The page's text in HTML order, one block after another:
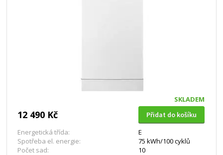
SKLADEM
12 490 Kč
Přidat do košíku
Energetická třída:
E
Spotřeba el. energie:
75 kWh/100 cyklů
Počet sad:
10